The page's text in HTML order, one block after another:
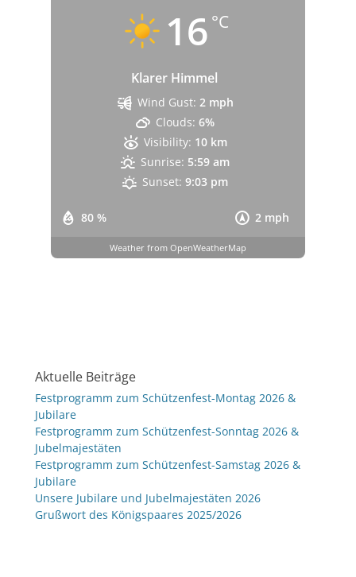
16 °C
Klarer Himmel
80 % 2 mph
Wind Gust: 2 mph
Clouds: 6%
Visibility: 10 km
Sunrise: 5:59 am
Sunset: 9:03 pm
Weather from OpenWeatherMap
Aktuelle Beiträge
Festprogramm zum Schützenfest-Montag 2026 &
Jubilare
Festprogramm zum Schützenfest-Sonntag 2026 &
Jubelmajestäten
Festprogramm zum Schützenfest-Samstag 2026 &
Jubilare
Unsere Jubilare und Jubelmajestäten 2026
Grußwort des Königspaares 2025/2026